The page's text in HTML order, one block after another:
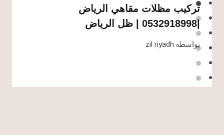
تركيب مظلات مقاهي الرياض
|0532918998 | ظل الرياض
بواسطة zil riyadh